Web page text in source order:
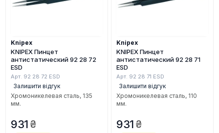
Knipex
KNIPEX Пинцет
антистатический 92 28 72
ESD
Арт. 92 28 72 ESD
Залишити відгук
Хромоникелевая сталь, 135
мм.
931
Knipex
KNIPEX Пинцет
антистатический 92 28 71
ESD
Арт. 92 28 71 ESD
Залишити відгук
Хромоникелевая сталь, 110
мм.
931